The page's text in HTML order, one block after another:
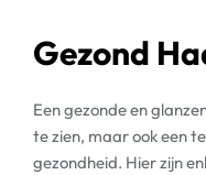
Gezond
Een gezonde en
te zien, maar ook een
gezondheid. Hier zijn